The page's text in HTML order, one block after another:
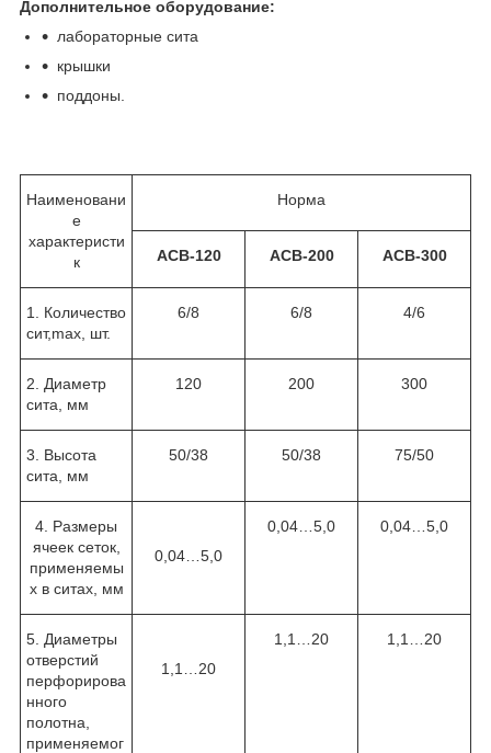
Дополнительное оборудование:
лабораторные сита
крышки
поддоны.
Наименовани
е
характеристи
к
Норма
АСВ-120 АСВ-200 АСВ-300
1. Количество
сит,max, шт.
6/8 6/8 4/6
2. Диаметр
сита, мм
120 200 300
3. Высота
сита, мм
50/38 50/38 75/50
4. Размеры
ячеек сеток,
применяемы
х в ситах, мм
0,04…5,0
0,04…5,0 0,04…5,0
5. Диаметры
отверстий
перфорирова
нного
полотна,
применяемог
1,1…20
1,1…20 1,1…20